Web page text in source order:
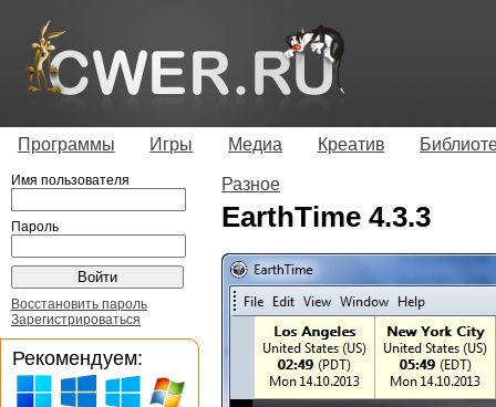
Программы Игры Медиа Креатив
Разное
EarthTime 4.3.3
Имя пользователя
Пароль
Восстановить пароль
Зарегистрироваться
Рекомендуем: